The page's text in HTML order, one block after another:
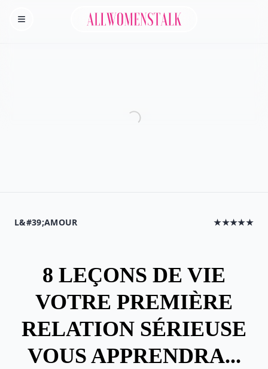
Homepage
Allwomenstalk
L&#39;AMOUR ★★★★★
8 LEÇONS DE VIE
VOTRE PREMIÈRE
RELATION SÉRIEUSE
VOUS APPRENDRA...